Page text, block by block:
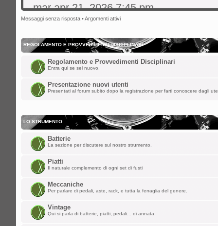
mar apr 21, 2026 7:45 pm
gibo66»Ciao a tutti volevo un
bene
mer ott 29, 2025 8:36 am
nikman
sab ago 23, 2025 5:00 am
ChupaChups ha scritto:
Fa piacere che questa roccia di
i forum per dare la parola a
ChupaChups ha scritto:
Fa piacere che questa roccia di
i forum per dare la parola a
lun mar 24, 2025 1:38 am
lollo»ULLALLAAAAA! Saluti da
Messaggi senza risposta •Argomenti attivi
REGOLAMENTO E PROVVEDIMENTI DISCIPLINARI
Regolamento e Provvedimenti Disciplinari
Entra qui se sei nuovo.
Presentazione nuovi utenti
Presentati al forum subito dopo la registrazione per farti conoscere dagli
LO STRUMENTO
Batterie
La sezione per discutere sul nostro strumento.
Piatti
Il naturale complemento di ogni set di fusti
Meccaniche
Per parlare di pedali, aste, rack, e tutta la ferraglia del genere.
Vintage
Qui si parla di batterie, piatti, pedali... di annata.